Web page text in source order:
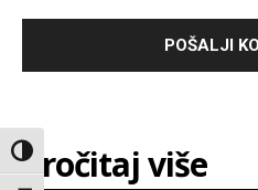
Toggle High Contrast
Pročitaj više